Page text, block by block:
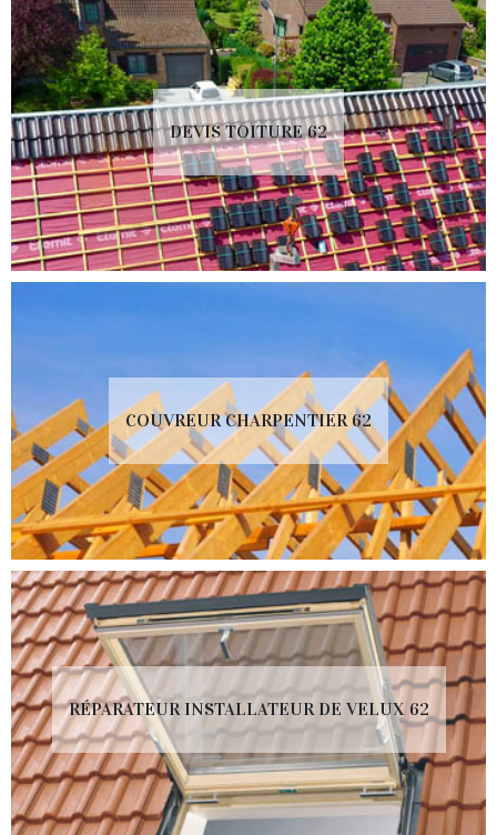
DEVIS TOITURE 62
COUVREUR CHARPENTIER 62
RÉPARATEUR INSTALLATEUR DE VELUX 62